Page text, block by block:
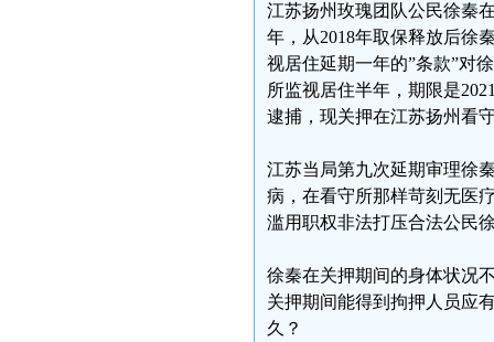
江苏扬州玫瑰团队公民徐秦
年，从2018年取保释放后徐
视居住延期一年的”条款”对
所监视居住半年，期限是
逮捕，现关押在江苏扬州看
江苏当局第九次延期审理徐
病，在看守所那样苛刻无医
滥用职权非法打压合法公民
徐秦在关押期间的身体状况
关押期间能得到拘押人员应
久？